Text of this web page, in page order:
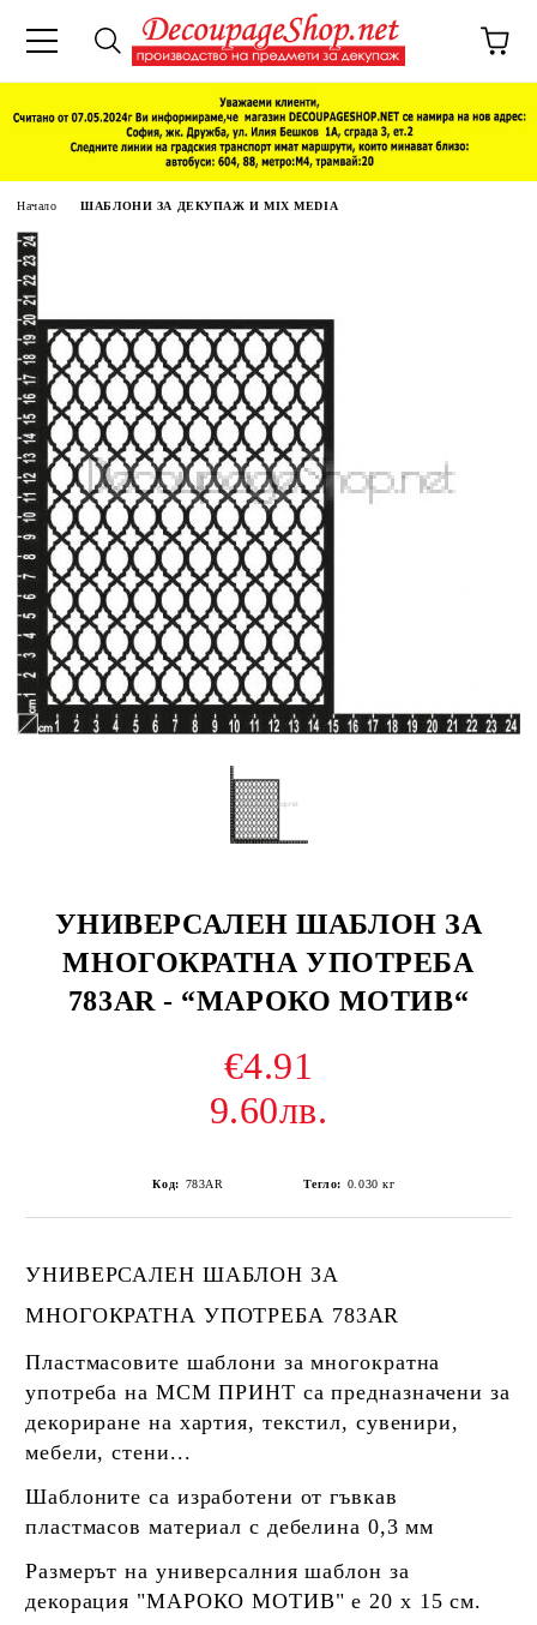
Начало ШАБЛОНИ ЗА ДЕКУПАЖ И MIX MEDIA
УНИВЕРСАЛЕН ШАБЛОН ЗА
МНОГОКРАТНА УПОТРЕБА
783AR - “МАРОКО МОТИВ“
€4.91
9.60лв.
Код: 783AR Тегло: 0.030 кг
УНИВЕРСАЛЕН ШАБЛОН ЗА
МНОГОКРАТНА УПОТРЕБА 783AR
Пластмасовите шаблони за многократна
употреба на МСМ ПРИНТ са предназначени за
декориране на хартия, текстил, сувенири,
мебели, стени...
Шаблоните са изработени от гъвкав
пластмасов материал с дебелина 0,3 мм
Размерът на универсалния шаблон за
декорация "МАРОКО МОТИВ" е 20 х 15 см.